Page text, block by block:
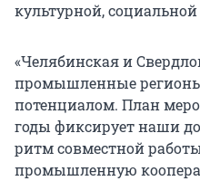
культурной,
«Челябинская и
промышленные
потенциалом. План
годы фиксирует наши
ритм совместной
промышленную